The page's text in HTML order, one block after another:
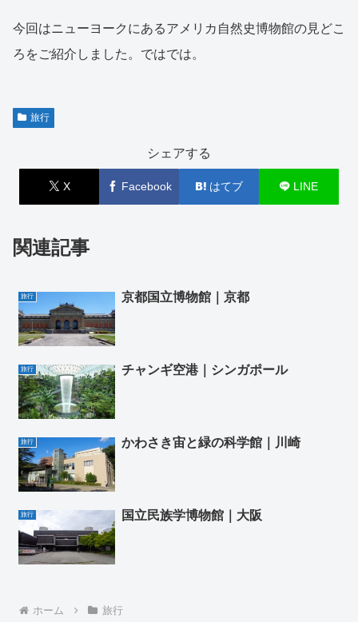
今回はニューヨークにあるアメリカ自然史博物館の見どこ
ろをご紹介しました。ではでは。
旅行
シェアする
X Facebook はてブ LINE
関連記事
旅行 京都国立博物館｜京都
旅行 チャンギ空港｜シンガポール
旅行 かわさき宙と緑の科学館｜川崎
旅行 国立民族学博物館｜大阪
ホーム 旅行